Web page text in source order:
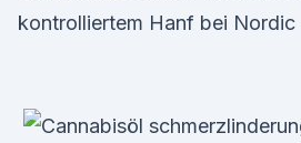
kontrolliertem Hanf bei Nordic